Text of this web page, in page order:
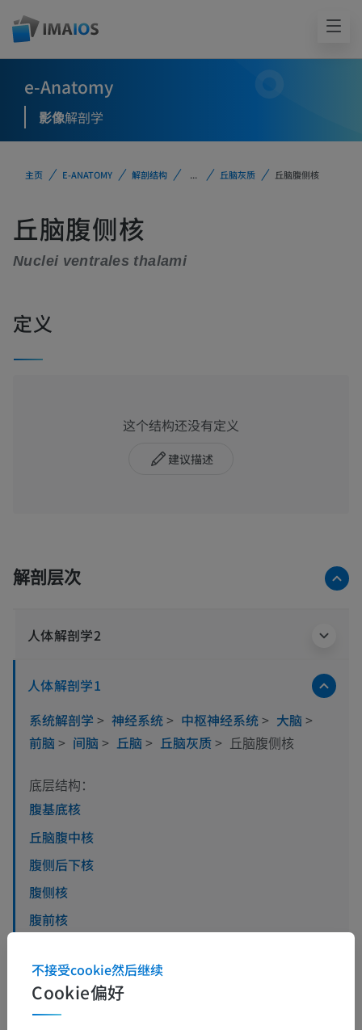
e-Anatomy
影像解剖学
主页 E-ANATOMY 解剖结构 ... 丘脑灰质 丘脑腹侧核
丘脑腹侧核
Nuclei ventrales thalami
定义
这个结构还没有定义
建议描述
解剖层次
人体解剖学2
人体解剖学1
系统解剖学 > 神经系统> 中枢神经系统> 大脑 >
前脑 > 间脑 > 丘脑 > 丘脑灰质> 丘脑腹侧核
底层结构：
腹基底核
丘脑腹中核
腹侧后下核
腹侧核
腹前核
腹后外侧核
腹侧内下核
Cookie偏好
不接受cookie然后继续